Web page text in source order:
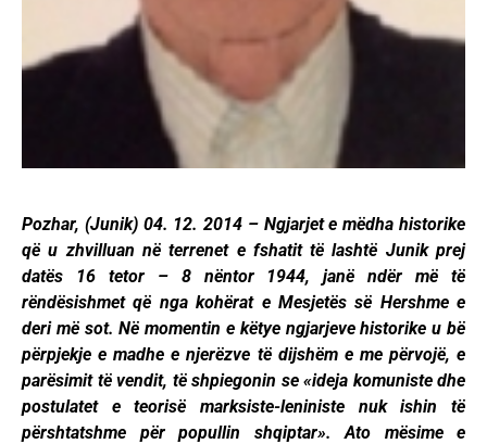
Pozhar, (Junik) 04. 12. 2014 – Ngjarjet e mëdha historike
që u zhvilluan në terrenet e fshatit të lashtë Junik prej
datës 16 tetor – 8 nëntor 1944, janë ndër më të
rëndësishmet që nga kohërat e Mesjetës së Hershme e
deri më sot. Në momentin e këtye ngjarjeve historike u bë
përpjekje e madhe e njerëzve të dijshëm e me përvojë, e
parësimit të vendit, të shpiegonin se «ideja komuniste dhe
postulatet e teorisë marksiste-leniniste nuk ishin të
përshtatshme për popullin shqiptar». Ato mësime e